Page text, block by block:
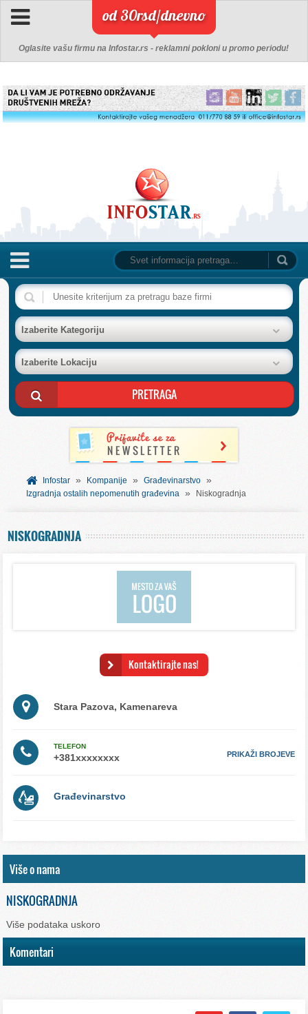
od 30rsd/dnevno
Oglasite vašu firmu na Infostar.rs - reklamni pokloni u promo periodu!
NASLOVNA
BAZA FIRMI
POSLOVNI OGLASI
AKCIJE I KATALOZI
BESPLATNI VAUČERI
SVET INFORMACIJA
Izaberite Kategoriju
Izaberite Lokaciju
Infostar » Kompanije » Građevinarstvo »
Izgradnja ostalih nepomenutih građevina » Niskogradnja
NISKOGRADNJA
Kontaktirajte nas!
Stara Pazova, Kamenareva
TELEFON
PRIKAŽI BROJEVE
Građevinarstvo
Više o nama
NISKOGRADNJA
Više podataka uskoro
Komentari